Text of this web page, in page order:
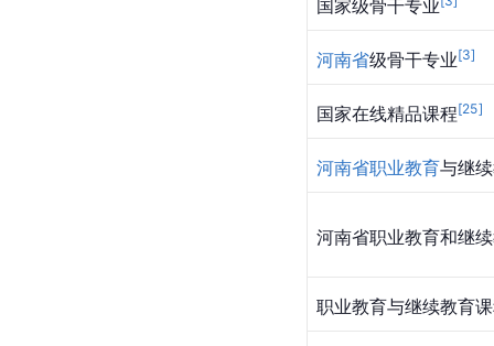
国家级骨干专业
河南省级骨干专业[3]
国家在线精品课程[25]
河南省职业教育与继
河南省职业教育和继
职业教育与继续教育